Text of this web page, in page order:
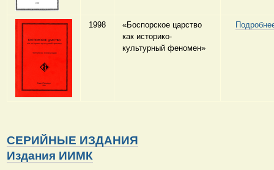
1998
«Боспорское царство
как историко-
культурный феномен»
СЕРИЙНЫЕ ИЗДАНИЯ
Издания ИИМК